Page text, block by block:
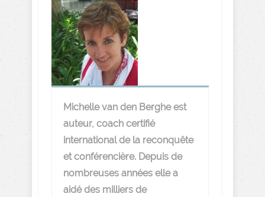
Michelle van den Berghe est
auteur, coach certifié
international de la reconquête
et conférencière. Depuis de
nombreuses années elle a
aidé des milliers de